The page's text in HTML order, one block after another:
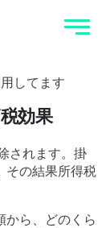
してます
効果
されます。掛
その結果所得税
から、どのくら